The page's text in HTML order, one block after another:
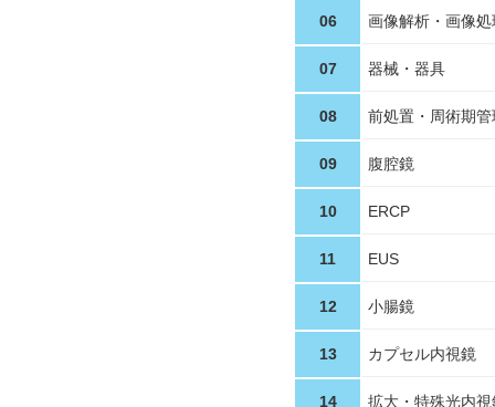
06 画像解析・画像処
07 器械・器具
08 前処置・周術期管
09 腹腔鏡
10 ERCP
11 EUS
12 小腸鏡
13 カプセル内視鏡
14 拡大・特殊光内視